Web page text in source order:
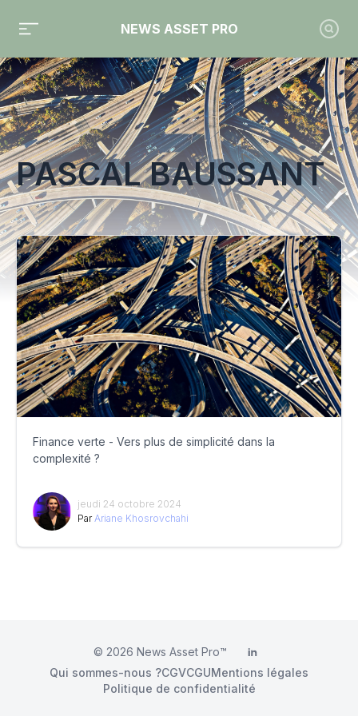
NEWS ASSET PRO
Toute l'actualité sur le tag "Pascal Baussant"
PASCAL BAUSSANT
Finance verte - Vers plus de simplicité dans la
complexité ?
jeudi 24 octobre 2024
Par Ariane Khosrovchahi
© 2026 News Asset Pro™ LinkedIn
Qui sommes-nous ?CGVCGUMentions légales
Politique de confidentialité